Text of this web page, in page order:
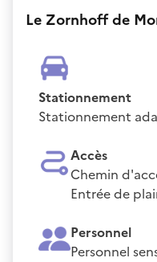
Le Zornhoff de
Stationnement
Stationnement
Accès
Chemin
Entrée de
Personnel
Personnel